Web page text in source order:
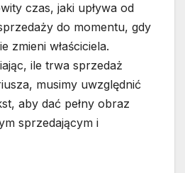
czas, jaki upływa od
do momentu, gdy
zmieni właściciela.
ile trwa sprzedaż
musimy uwzględnić
aby dać pełny obraz
sprzedającym i